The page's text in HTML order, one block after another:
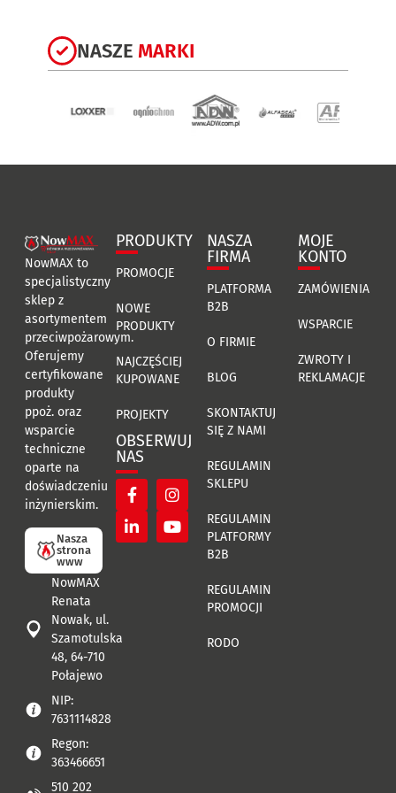
NASZE MARKI
NowMAX to
specjalistyczny
sklep z
asortymentem
przeciwpożarowym.
Oferujemy
certyfikowane
produkty
ppoż. oraz
wsparcie
techniczne
oparte na
doświadczeniu
inżynierskim.
Nasza
strona
www
NowMAX
Renata
Nowak, ul.
Szamotulska
48, 64-710
Połajewo
NIP:
7631114828
Regon:
363466651
510 202
PRODUKTY
PROMOCJE
NOWE
PRODUKTY
NAJCZĘŚCIEJ
KUPOWANE
PROJEKTY
OBSERWUJ
NAS
NASZA
FIRMA
PLATFORMA
B2B
O FIRMIE
BLOG
SKONTAKTUJ
SIĘ Z NAMI
REGULAMIN
SKLEPU
REGULAMIN
PLATFORMY
B2B
REGULAMIN
PROMOCJI
RODO
MOJE
KONTO
ZAMÓWIENIA
WSPARCIE
ZWROTY I
REKLAMACJE